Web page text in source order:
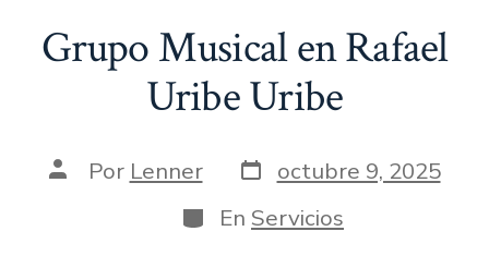
Grupo Musical en Rafael
Uribe Uribe
AutorPor Lenner Fecha
de
publicación
octubre 9, 2025
Categorías
En Servicios